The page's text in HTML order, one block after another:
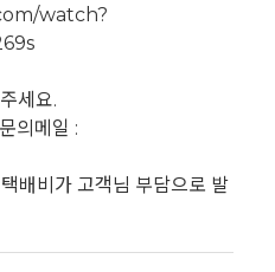
watch?
세요.
의메일 :
배비가 고객님 부담으로 발